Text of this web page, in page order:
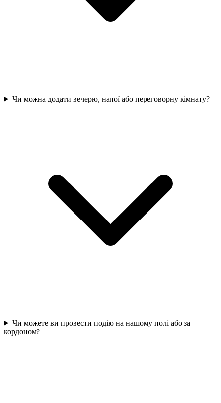
Чи можна додати вечерю, напої або переговорну кімнату?
Чи можете ви провести подію на нашому полі або за
кордоном?